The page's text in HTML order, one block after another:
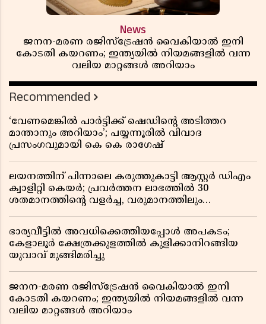
News
ജനന-മരണ രജിസ്ട്രേഷൻ വൈകിയാൽ ഇനി
കോടതി കയറണം; ഇന്ത്യയിൽ നിയമങ്ങളിൽ വന്ന
വലിയ മാറ്റങ്ങൾ അറിയാം
Recommended
‘വേണമെങ്കിൽ പാർട്ടിക്ക് ഷെഡിൻ്റെ അടിത്തറ
മാന്താനും അറിയാം’; പയ്യന്നൂരിൽ വിവാദ
പ്രസംഗവുമായി കെ കെ രാഗേഷ്
ലയനത്തിന് പിന്നാലെ കരുത്തുകാട്ടി ആസ്റ്റർ ഡിഎം
ക്വാളിറ്റി കെയർ; പ്രവർത്തന ലാഭത്തിൽ 30
ശതമാനത്തിൻ്റെ വളർച്ച, വരുമാനത്തിലും
റിപ്പോർട്ട് പുറത്ത്
ഭാര്യവീട്ടിൽ അവധിക്കെത്തിയപ്പോൾ അപകടം;
കേളാലൂർ ക്ഷേത്രക്കുളത്തിൽ കുളിക്കാനിറങ്ങിയ
യുവാവ് മുങ്ങിമരിച്ചു
ജനന-മരണ രജിസ്ട്രേഷൻ വൈകിയാൽ ഇനി
കോടതി കയറണം; ഇന്ത്യയിൽ നിയമങ്ങളിൽ വന്ന
വലിയ മാറ്റങ്ങൾ അറിയാം